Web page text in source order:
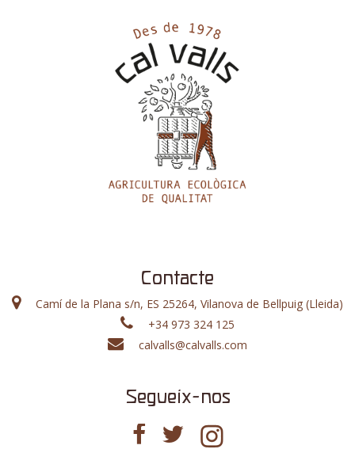
Contacte
Camí de la Plana s/n, ES 25264, Vilanova de Bellpuig (Lleida)
+34 973 324 125
calvalls@calvalls.com
Segueix-nos